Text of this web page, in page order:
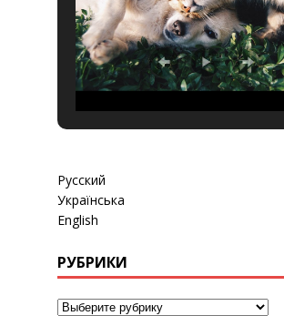
Русский
Українська
English
РУБРИКИ